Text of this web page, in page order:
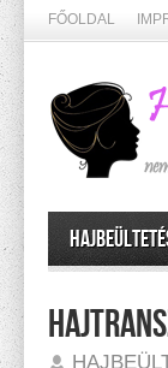
FŐOLDAL